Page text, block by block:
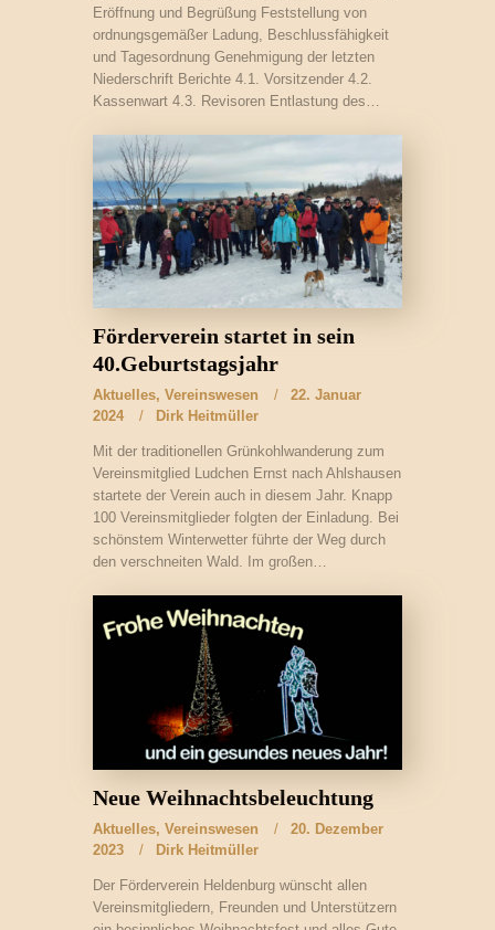
Eröffnung und Begrüßung Feststellung von
ordnungsgemäßer Ladung, Beschlussfähigkeit
und Tagesordnung Genehmigung der letzten
Niederschrift Berichte 4.1. Vorsitzender 4.2.
Kassenwart 4.3. Revisoren Entlastung des…
Förderverein startet in sein
40.Geburtstagsjahr
Aktuelles, Vereinswesen
22. Januar
2024
Dirk Heitmüller
Mit der traditionellen Grünkohlwanderung zum
Vereinsmitglied Ludchen Ernst nach Ahlshausen
startete der Verein auch in diesem Jahr. Knapp
100 Vereinsmitglieder folgten der Einladung. Bei
schönstem Winterwetter führte der Weg durch
den verschneiten Wald. Im großen…
Neue Weihnachtsbeleuchtung
Aktuelles, Vereinswesen
20. Dezember
2023
Dirk Heitmüller
Der Förderverein Heldenburg wünscht allen
Vereinsmitgliedern, Freunden und Unterstützern